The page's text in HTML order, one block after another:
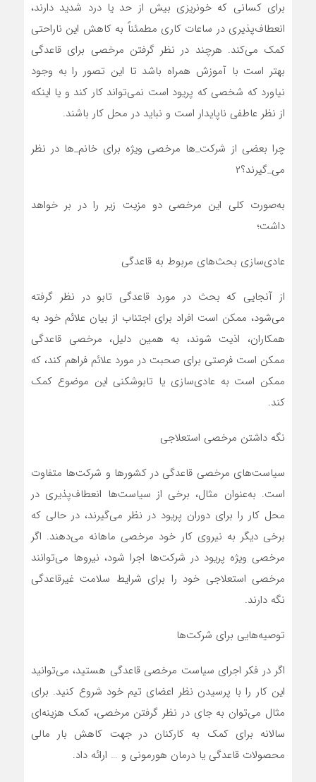
برای کسانی که خونریزی بیش از حد یا درد شدید دارند،
انعطاف‌پذیری در ساعات کاری مطمئناً به کاهش این ناراحتی
کمک می‌کند. هرچند در نظر گرفتن مرخصی برای قاعدگی
بهتر است با آموزش همراه باشد تا این تصور را به وجود
نیاورد که شخصی که پریود است نمی‌تواند کار کند و یا اینکه
از نظر عاطفی ناپایدار است و نباید در محل کار باشند.
چرا بعضی از شرکت_ها مرخصی ویژه برای خانم_ها در نظر
می_گیرند؟۲
به‌صورت کلی این مرخصی دو مزیت زیر را در بر خواهد
داشت؛
عادی‌سازی بحث‌های مربوط به قاعدگی
از آنجایی که بحث در مورد قاعدگی تابو در نظر گرفته
می‌شود، ممکن است افراد برای اجتناب از بیان علائم خود به
همکاران، اذیت شوند، به همین دلیل، مرخصی قاعدگی
ممکن است فرصتی برای صحبت در مورد علائم فراهم کند، که
ممکن است به عادی‌سازی یا تابوشکنی این موضوع کمک
کند.
نگه داشتن مرخصی استعلاجی
سیاست‌های مرخصی قاعدگی در کشورها و شرکت‌ها متفاوت
است. به‌عنوان مثال، برخی از سیاست‌ها انعطاف‌پذیری در
محل کار را برای دوران پریود در نظر می‌گیرند، در حالی که
برخی دیگر به نیروی کار خود مرخصی ماهانه می‌دهند. اگر
مرخصی ویژه پریود در شرکت‌ها اجرا شود، نیروها می‌توانند
مرخصی استعلاجی خود را برای شرایط سلامت غیرقاعدگی
نگه دارند.
توصیه‌هایی برای شرکت‌ها
اگر در فکر اجرای سیاست مرخصی قاعدگی هستید، می‌توانید
این کار را با پرسیدن نظر اعضای تیم خود شروع کنید. برای
مثال می‌توان به جای در نظر گرفتن مرخصی، کمک هزینه‌ای
سالانه برای کمک به کارکنان در جهت کاهش بار مالی
محصولات قاعدگی یا درمان هورمونی و … ارائه داد.